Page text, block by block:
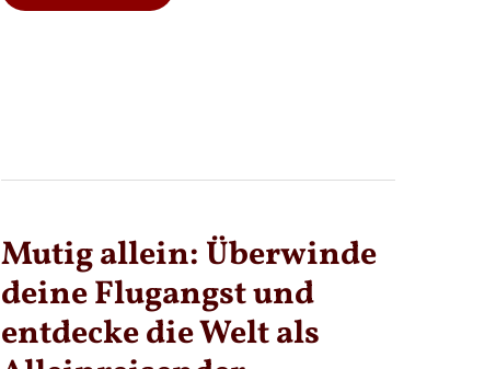
SO
SOLO-
Mutig allein: Überwinde
deine Flugangst und
entdecke die Welt als